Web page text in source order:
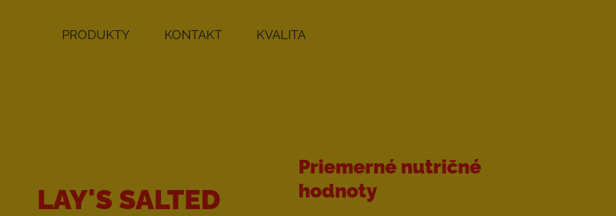
PRODUKTY KONTAKT KVALITA
LAY'S SALTED
Priemerné nutričné
hodnoty